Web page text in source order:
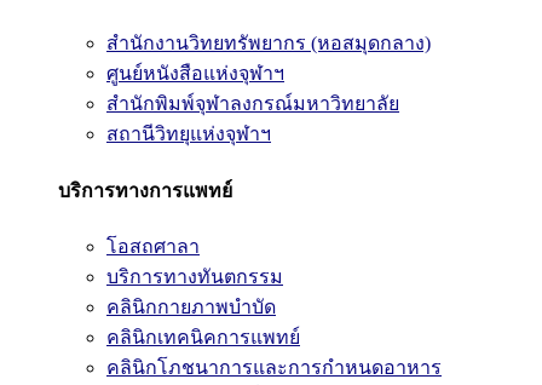
สำนักงานวิทยทรัพยากร (หอสมุดกลาง)
ศูนย์หนังสือแห่งจุฬาฯ
สำนักพิมพ์จุฬาลงกรณ์มหาวิทยาลัย
สถานีวิทยุแห่งจุฬาฯ
บริการทางการแพทย์
โอสถศาลา
บริการทางทันตกรรม
คลินิกกายภาพบำบัด
คลินิกเทคนิคการแพทย์
คลินิกโภชนาการและการกำหนดอาหาร